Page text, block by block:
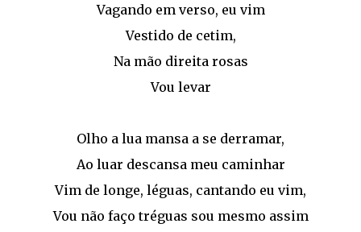
Vagando em verso, eu vim
Vestido de cetim,
Na mão direita rosas
Vou levar
Olho a lua mansa a se derramar,
Ao luar descansa meu caminhar
Vim de longe, léguas, cantando eu vim,
Vou não faço tréguas sou mesmo assim